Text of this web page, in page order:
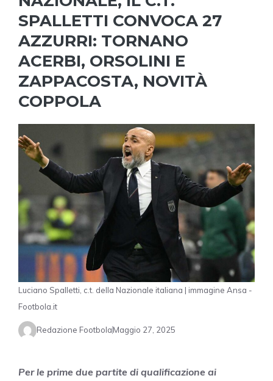
SPALLETTI CONVOCA 27
AZZURRI: TORNANO
ACERBI, ORSOLINI E
ZAPPACOSTA, NOVITÀ
COPPOLA
Luciano Spalletti, c.t. della Nazionale italiana | immagine Ansa -
Footbola.it
Redazione FootbolaMaggio 27, 2025
Per le prime due partite di qualificazione ai